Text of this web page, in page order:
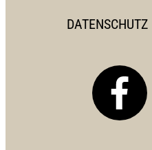
DATENSCHUTZ